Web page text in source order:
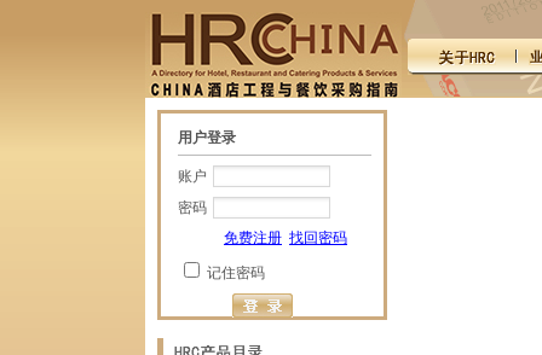
用户登录
账户
密码
免费注册 找回密码
记住密码